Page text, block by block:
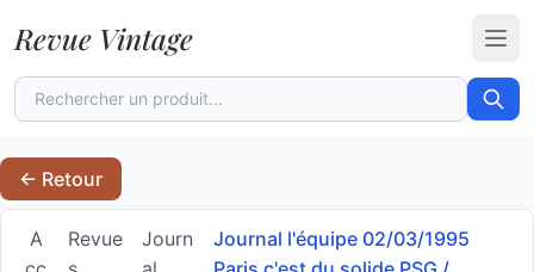
Revue Vintage
← Retour
A
Revue
Journ
Journal l'équipe 02/03/1995